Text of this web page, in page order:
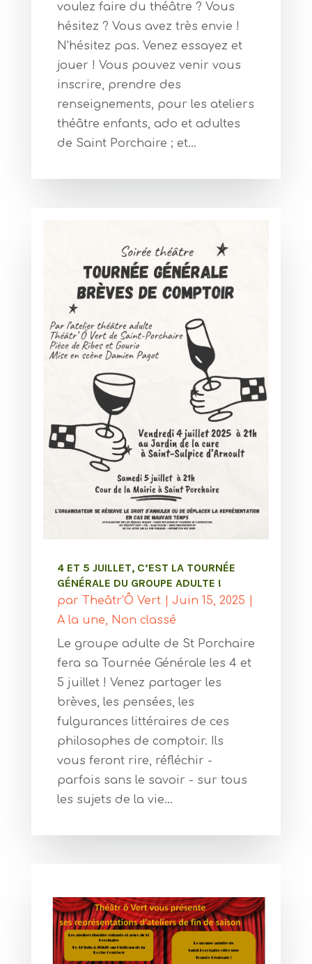
voulez faire du théâtre ? Vous
hésitez ? Vous avez très envie !
N'hésitez pas. Venez essayez et
jouer ! Vous pouvez venir vous
inscrire, prendre des
renseignements, pour les ateliers
théâtre enfants, ado et adultes
de Saint Porchaire ; et...
4 ET 5 JUILLET, C’EST LA TOURNÉE
GÉNÉRALE DU GROUPE ADULTE !
par Theâtr'Ô Vert| Juin 15, 2025
A la une
Non classé
Le groupe adulte de St Porchaire
fera sa Tournée Générale les 4 et
5 juillet ! Venez partager les
brèves, les pensées, les
fulgurances littéraires de ces
philosophes de comptoir. Ils
vous feront rire, réfléchir -
parfois sans le savoir - sur tous
les sujets de la vie...